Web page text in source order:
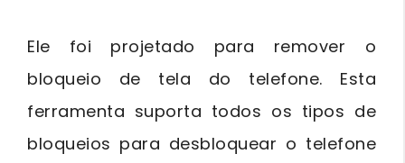
Ele foi projetado para remover o
bloqueio de tela do telefone. Esta
ferramenta suporta todos os tipos de
bloqueios para desbloquear o telefone